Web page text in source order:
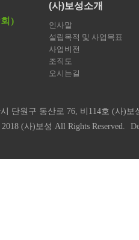
)
(사)보성소개
인사말
설립목적 및 사업목표
사업비전
조직도
오시는길
단원구 동산로 76, 비114호 (사)보
(사)보성 All Rights Reserved.